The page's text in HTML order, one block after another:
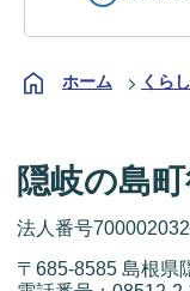
ホーム くらし
隠岐の島
法人番号
〒685-8585 島根県